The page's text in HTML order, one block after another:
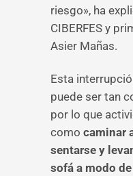
riesgo», ha
CIBERFES y
Asier Mañas.
Esta
puede ser tan
por lo que
como caminar
sentarse y
sofá a modo